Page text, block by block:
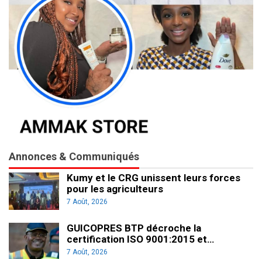
Annonces & Communiqués
Kumy et le CRG unissent leurs forces
pour les agriculteurs
7 Août, 2026
GUICOPRES BTP décroche la
certification ISO 9001:2015 et…
7 Août, 2026